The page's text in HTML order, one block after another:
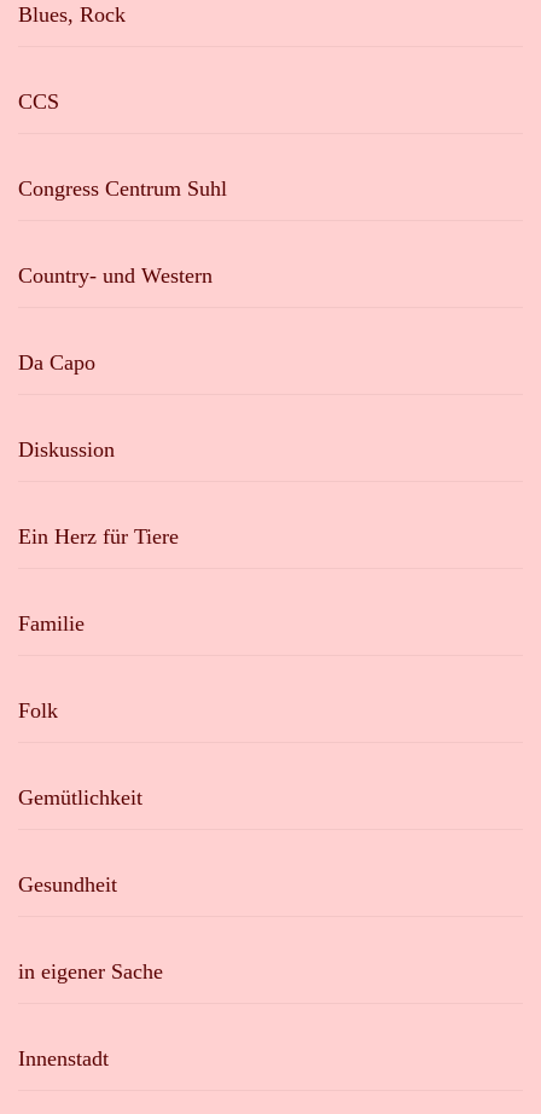
Blues, Rock
CCS
Congress Centrum Suhl
Country- und Western
Da Capo
Diskussion
Ein Herz für Tiere
Familie
Folk
Gemütlichkeit
Gesundheit
in eigener Sache
Innenstadt